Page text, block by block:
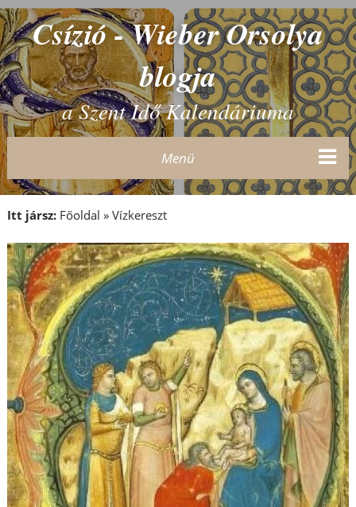
Csízió - Wieber Orsolya
blogja
a Szent Idő Kalendáriuma
Menü
Itt jársz: Főoldal » Vízkereszt